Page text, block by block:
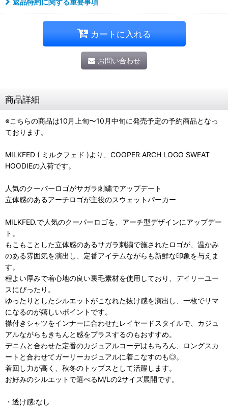
返品特約に関する重要事項
カートに入れる
お問い合わせ
商品詳細
※こちらの商品は10月上旬〜10月中旬に発売予定の予約商品となっ
ております。
MILKFED ( ミルクフェド )より、COOPER ARCH LOGO SWEAT
HOODIEの入荷です。
人気のクーパーロゴがサガラ刺繍でアップデート
立体感のあるアーチロゴが主役のスウェットパーカー
MILKFED.で人気のクーパーロゴを、アーチ型デザインにアップデー
ト。
もこもことした立体感のあるサガラ刺繍で施されたロゴが、温かみ
のある雰囲気を演出し、定番アイテムながらも新鮮な印象を与えま
す。
程よい厚みで着心地の良い裏毛素材を使用しており、デイリーユー
スにぴったり。
ゆったりとしたシルエットがこなれた抜け感を演出し、一枚でサマ
になるのが嬉しいポイントです。
襟付きシャツをインナーに合わせたレイヤードスタイルで、カジュ
アルながらもきちんと感をプラスするのもおすすめ。
デニムと合わせた定番のカジュアルコーデはもちろん、ロングスカ
ートと合わせてガーリーカジュアルに着こなすのも◎。
着回し力が高く、秋冬のトップスとして活躍します。
お好みのシルエットで選べるM/Lの2サイズ展開です。
・透け感:なし